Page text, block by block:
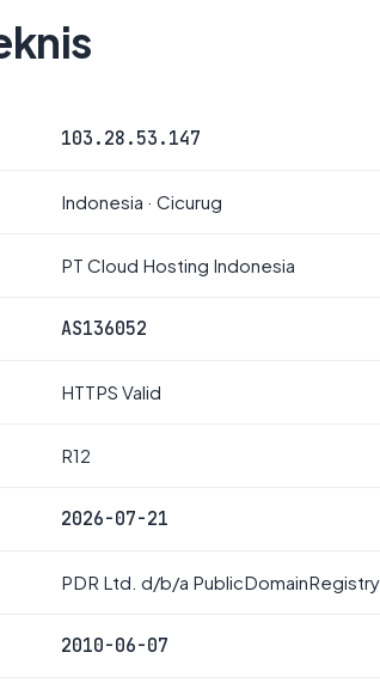
103.28.53.147
Indonesia · Cicurug
PT Cloud Hosting Indonesia
AS136052
HTTPS Valid
R12
2026-07-21
PDR Ltd. d/b/a
2010-06-07